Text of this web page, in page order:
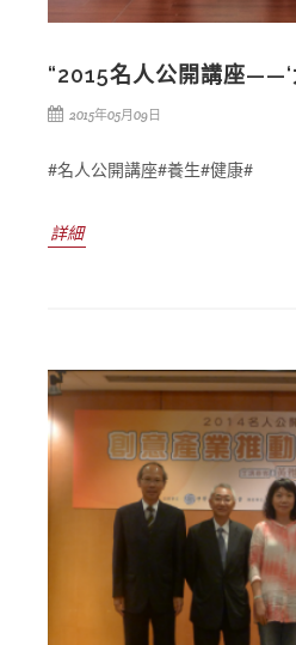
“2015名人公開講座——‘
2015年05月09日
#名人公開講座#養生#健康#
詳細